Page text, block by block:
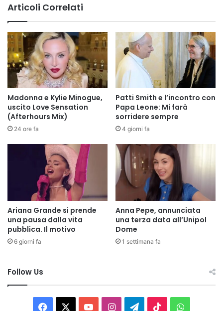
Articoli Correlati
Madonna e Kylie Minogue,
uscito Love Sensation
(Afterhours Mix)
24 ore fa
Patti Smith e l’incontro con
Papa Leone: Mi farà
sorridere sempre
4 giorni fa
Ariana Grande si prende
una pausa dalla vita
pubblica. Il motivo
6 giorni fa
Anna Pepe, annunciata
una terza data all’Unipol
Dome
1 settimana fa
Follow Us
Facebook You InstagramTelegram
TikTok